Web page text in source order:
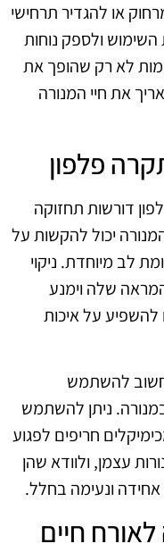
או להגדיר תרחישי
השימוש ולספק נוחות
לא רק שהופך את
את חיי המנורה
פלפון
דורשות תחזוקה
יכול להקשות על
לב מיוחדת. ניקוי
שלה וימנע
על איכות
חשוב להשתמש
ניתן להשתמש
חריפים לפגוע
עצמן, ולוודא שהן
אחידה ונעימה בחלל.
חיים